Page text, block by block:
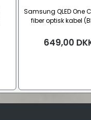
Samsung QLED One
fiber optisk kabel
649,00